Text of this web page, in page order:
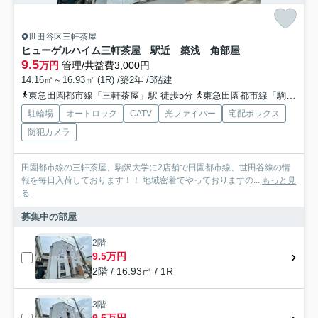
世田谷区三軒茶屋
ヒューゲルハイム三軒茶屋 駅近 築浅 角部屋
9.5万円 管理/共益費3,000円
14.16㎡～16.93㎡ (1R) /築2年 /3階建
東急田園都市線「三軒茶屋」駅 徒歩5分
東急田園都市線「駒沢大学」駅 徒歩15分
駐輪場 オートロック CATV 光ファイバー
宅配ボックス
防犯カメラ
田園都市線の三軒茶屋、駒沢大学に2店舗で田園都市線、世田谷線の情
報を毎日入荷しております！！ 地域密着でやっておりますの... もっと見
る
募集中の部屋
2階
9.5万円
2階 / 16.93㎡ / 1R
3階